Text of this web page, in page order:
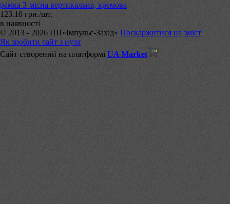
рамка 3-місна вертикальна, кремова
123.10 грн./шт.
в наявності
© 2013 - 2026 ПП«Імпульс-Захід» Поскаржитися на зміст
Як зробити сайт з нуля
Сайт створений на платформі UA Market